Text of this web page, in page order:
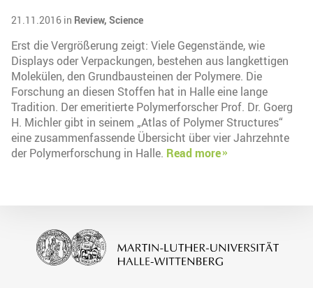
21.11.2016 in Review, Science
Erst die Vergrößerung zeigt: Viele Gegenstände, wie
Displays oder Verpackungen, bestehen aus langkettigen
Molekülen, den Grundbausteinen der Polymere. Die
Forschung an diesen Stoffen hat in Halle eine lange
Tradition. Der emeritierte Polymerforscher Prof. Dr. Goerg
H. Michler gibt in seinem „Atlas of Polymer Structures“
eine zusammenfassende Übersicht über vier Jahrzehnte
der Polymerforschung in Halle. Read more